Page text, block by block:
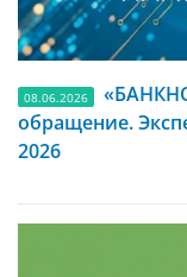
08.06.2026
обращение.
2026